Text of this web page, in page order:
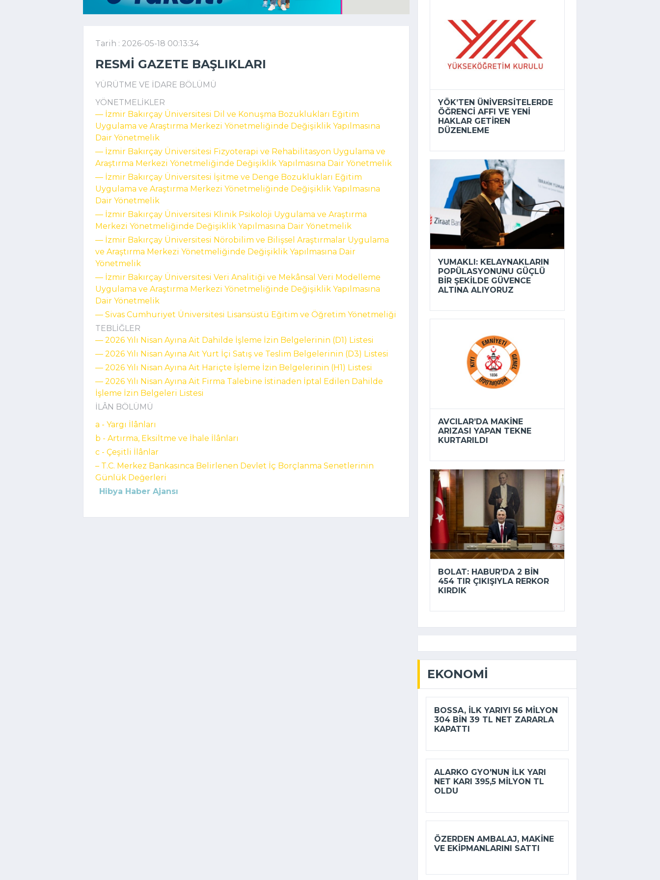
Tarih : 2026-05-18 00:13:34
RESMI GAZETE BAŞLIKLARI
YÜRÜTME VE İDARE BÖLÜMÜ
YÖNETMELİKLER
–– İzmir Bakırçay Üniversitesi Dil ve Konuşma Bozuklukları Eğitim
Uygulama ve Araştırma Merkezi Yönetmeliğinde Değişiklik Yapılmasına
Dair Yönetmelik
–– İzmir Bakırçay Üniversitesi Fizyoterapi ve Rehabilitasyon Uygulama ve
Araştırma Merkezi Yönetmeliğinde Değişiklik Yapılmasına Dair Yönetmelik
–– İzmir Bakırçay Üniversitesi İşitme ve Denge Bozuklukları Eğitim
Uygulama ve Araştırma Merkezi Yönetmeliğinde Değişiklik Yapılmasına
Dair Yönetmelik
–– İzmir Bakırçay Üniversitesi Klinik Psikoloji Uygulama ve Araştırma
Merkezi Yönetmeliğinde Değişiklik Yapılmasına Dair Yönetmelik
–– İzmir Bakırçay Üniversitesi Nörobilim ve Bilişsel Araştırmalar Uygulama
ve Araştırma Merkezi Yönetmeliğinde Değişiklik Yapılmasına Dair
Yönetmelik
–– İzmir Bakırçay Üniversitesi Veri Analitiği ve Mekânsal Veri Modelleme
Uygulama ve Araştırma Merkezi Yönetmeliğinde Değişiklik Yapılmasına
Dair Yönetmelik
–– Sivas Cumhuriyet Üniversitesi Lisansüstü Eğitim ve Öğretim Yönetmeliği
TEBLİĞLER
–– 2026 Yılı Nisan Ayına Ait Dahilde İşleme İzin Belgelerinin (D1) Listesi
–– 2026 Yılı Nisan Ayına Ait Yurt İçi Satış ve Teslim Belgelerinin (D3) Listesi
–– 2026 Yılı Nisan Ayına Ait Hariçte İşleme İzin Belgelerinin (H1) Listesi
–– 2026 Yılı Nisan Ayına Ait Firma Talebine İstinaden İptal Edilen Dahilde
İşleme İzin Belgeleri Listesi
İLÂN BÖLÜMÜ
a - Yargı İlânları
b - Artırma, Eksiltme ve İhale İlânları
c - Çeşitli İlânlar
– T.C. Merkez Bankasınca Belirlenen Devlet İç Borçlanma Senetlerinin
Günlük Değerleri
Hibya Haber Ajansı
YÖK’TEN ÜNIVERSITELERDE
ÖĞRENCI AFFI VE YENI
HAKLAR GETIREN
DÜZENLEME
YUMAKLI: KELAYNAKLARIN
POPÜLASYONUNU GÜÇLÜ
BIR ŞEKILDE GÜVENCE
ALTINA ALIYORUZ
AVCILAR’DA MAKINE
ARIZASI YAPAN TEKNE
KURTARILDI
BOLAT: HABUR’DA 2 BIN
454 TIR ÇIKIŞIYLA RERKOR
KIRDIK
EKONOMI
BOSSA, ILK YARIYI 56 MILYON
304 BIN 39 TL NET ZARARLA
KAPATTI
ALARKO GYO'NUN ILK YARI
NET KARI 395,5 MILYON TL
OLDU
ÖZERDEN AMBALAJ, MAKINE
VE EKIPMANLARINI SATTI